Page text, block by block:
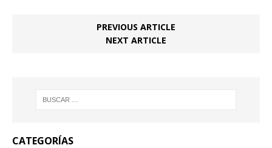
PREVIOUS ARTICLE
NEXT ARTICLE
CATEGORÍAS